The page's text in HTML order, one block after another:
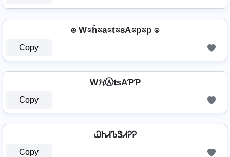
⍟ W≋h͛≋a≋t≋sA≋p≋p ⍟
Copy
W𝓗Ⓐ𝐭ѕAƤƤ
Copy
ᏇᏂᏗᏖᏕᏗᎮᎮ
Copy